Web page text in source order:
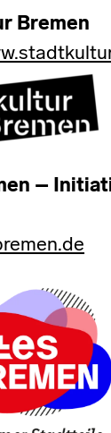
Bremen
–